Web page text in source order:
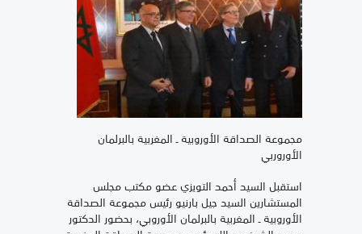
مجموعة الصداقة الأوروبية ـ المغربية بالبرلمان
الأوروربي
استقبل السيد أحمد التويزي عضو مكتب مجلس
المستشارين السيد جيل بارنيو رئيس مجموعة الصداقة
الأوروبية ـ المغربية بالبرلمان الأوروبي، بحضور الدكتور